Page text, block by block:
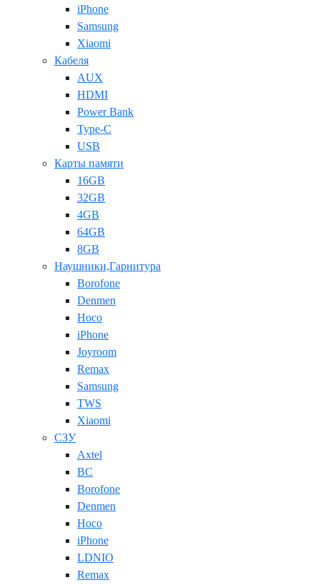
iPhone
Samsung
Xiaomi
Кабеля
AUX
HDMI
Power Bank
Type-C
USB
Карты памяти
16GB
32GB
4GB
64GB
8GB
Наушники,Гарнитура
Borofone
Denmen
Hoco
iPhone
Joyroom
Remax
Samsung
TWS
Xiaomi
СЗУ
Axtel
BC
Borofone
Denmen
Hoco
iPhone
LDNIO
Remax